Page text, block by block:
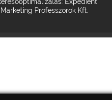
Marketing Professzorok Kft.